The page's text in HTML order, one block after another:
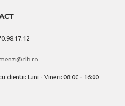
clientii: Luni - Vineri: 08:00 - 16:00